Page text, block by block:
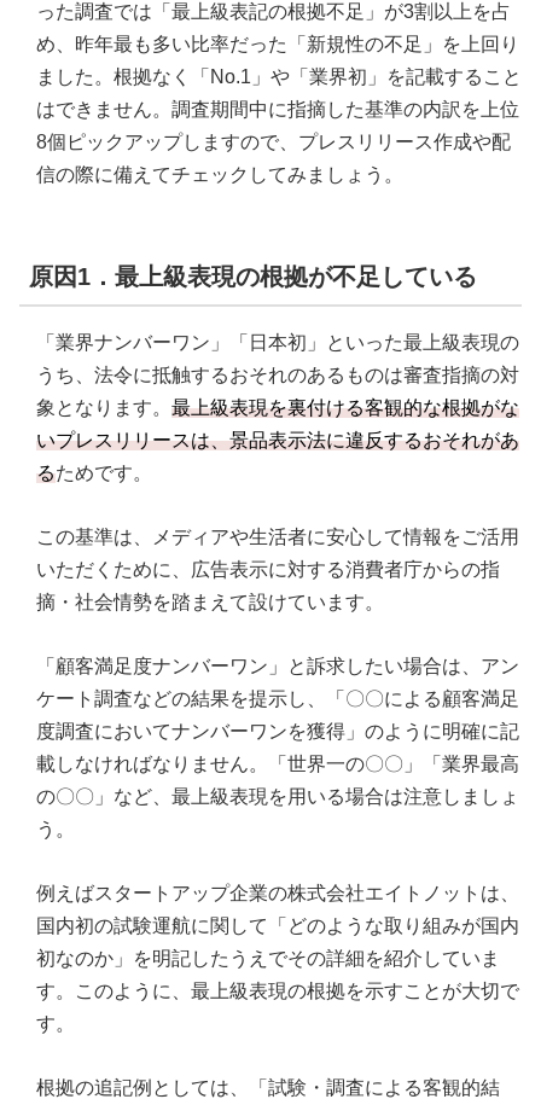
った調査では「最上級表記の根拠不足」が3割以上を占
め、昨年最も多い比率だった「新規性の不足」を上回り
ました。根拠なく「No.1」や「業界初」を記載すること
はできません。調査期間中に指摘した基準の内訳を上位
8個ピックアップしますので、プレスリリース作成や配
信の際に備えてチェックしてみましょう。
原因1．最上級表現の根拠が不足している
「業界ナンバーワン」「日本初」といった最上級表現の
うち、法令に抵触するおそれのあるものは審査指摘の対
象となります。 最上級表現を裏付ける客観的な根拠がな
いプレスリリースは、景品表示法に違反するおそれがあ
るためです。
この基準は、メディアや生活者に安心して情報をご活用
いただくために、広告表示に対する消費者庁からの指
摘・社会情勢を踏まえて設けています。
「顧客満足度ナンバーワン」と訴求したい場合は、アン
ケート調査などの結果を提示し、「〇〇による顧客満足
度調査においてナンバーワンを獲得」のように明確に記
載しなければなりません。「世界一の〇〇」「業界最高
の〇〇」など、最上級表現を用いる場合は注意しましょ
う。
例えばスタートアップ企業の株式会社エイトノットは、
国内初の試験運航に関して「どのような取り組みが国内
初なのか」を明記したうえでその詳細を紹介していま
す。このように、最上級表現の根拠を示すことが大切で
す。
根拠の追記例としては、「試験・調査による客観的結